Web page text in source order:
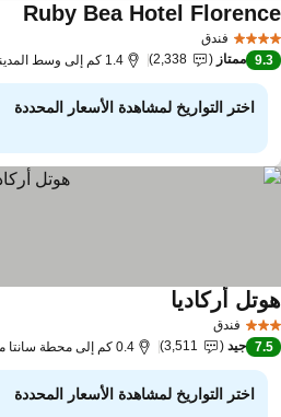
فندق
Ruby Bea Hotel
9.3 ممتاز 2,338 1.4 كم إلى وسط المدينة
اختر التواريخ لمشاهدة الأسعار المحددة
فندق
أركاديا
7.5 جيد 3,511 0.4 كم إلى محطة سانتا ماريا نوفيلا في فلورنسا
اختر التواريخ لمشاهدة الأسعار المحددة